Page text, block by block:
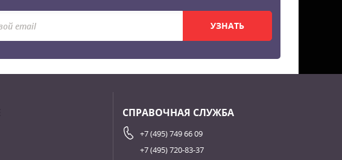
УЗНАТЬ
СПРАВОЧНАЯ СЛУЖБА
+7 (495) 749 66 09
+7 (495) 720-83-37